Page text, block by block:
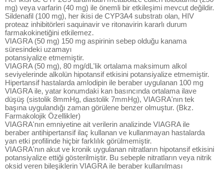
mg) veya varfarin (40 mg) ile önemli bir etkileşimi mevcut değildir.
Sildenafil (100 mg), her ikisi de CYP3A4 substratı olan, HIV
proteaz inhibitörleri saquinavir ve ritonavirin kararlı durum
farmakokinetiğini etkilemez.
VIAGRA (50 mg) 150 mg aspirinin sebep olduğu kanama
süresindeki uzamayı
potansiyalize etmemiştir.
VIAGRA (50 mg), 80 mg/dL'lik ortalama maksimum alkol
seviyelerinde alkolün hipotansif etkisini potansiyalize etmemiştir.
Hipertansif hastalarda amlodipin ile beraber uygulanan 100 mg
VIAGRA ile, yatar konumdaki kan basıncında ortalama ilave
düşüş (sistolik 8mmHg, diastolik 7mmHg), VIAGRA'nın tek
başına uygulandığı zaman görülene benzer olmuştur. (Bkz.
Farmakolojik Özellikler)
VIAGRA'nın emniyetine ait verilerin analizinde VIAGRA ile
beraber antihipertansif ilaç kullanan ve kullanmayan hastalarda
yan etki profilinde hiçbir farklılık görülmemiştir.
VIAGRA'nın akut ve kronik uygulanan nitratların hipotansif etkisini
potansiyalize ettiği gösterilmiştir. Bu sebeple nitratların veya nitrik
oksid veren bileşiklerin VIAGRA ile beraber kullanılması